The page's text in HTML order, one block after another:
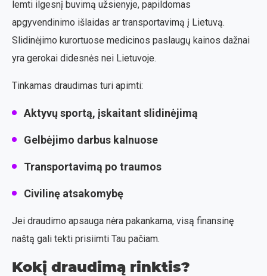
lemti ilgesnį buvimą užsienyje, papildomas
apgyvendinimo išlaidas ar transportavimą į Lietuvą.
Slidinėjimo kurortuose medicinos paslaugų kainos dažnai
yra gerokai didesnės nei Lietuvoje.
Tinkamas draudimas turi apimti:
Aktyvų sportą, įskaitant slidinėjimą
Gelbėjimo darbus kalnuose
Transportavimą po traumos
Civilinę atsakomybę
Jei draudimo apsauga nėra pakankama, visą finansinę
naštą gali tekti prisiimti Tau pačiam.
Kokį draudimą rinktis?